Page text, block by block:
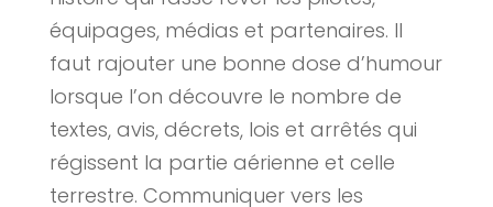
équipages, médias et partenaires. Il
faut rajouter une bonne dose d’humour
lorsque l’on découvre le nombre de
textes, avis, décrets, lois et arrêtés qui
régissent la partie aérienne et celle
terrestre. Communiquer vers les